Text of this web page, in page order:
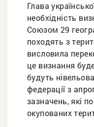
Глава
необхідність
Союзом 29
походять з
висловила
це визнання
будуть
федерації з
зазначень, які
окупованих